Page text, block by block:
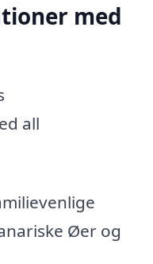
med
all
Øer og